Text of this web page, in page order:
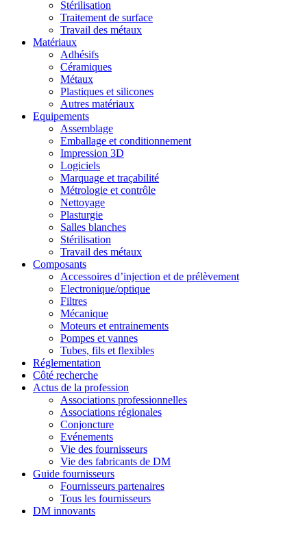
Stérilisation
Traitement de surface
Travail des métaux
Matériaux
Adhésifs
Céramiques
Métaux
Plastiques et silicones
Autres matériaux
Equipements
Assemblage
Emballage et conditionnement
Impression 3D
Logiciels
Marquage et traçabilité
Métrologie et contrôle
Nettoyage
Plasturgie
Salles blanches
Stérilisation
Travail des métaux
Composants
Accessoires d’injection et de prélèvement
Electronique/optique
Filtres
Mécanique
Moteurs et entrainements
Pompes et vannes
Tubes, fils et flexibles
Réglementation
Côté recherche
Actus de la profession
Associations professionnelles
Associations régionales
Conjoncture
Evénements
Vie des fournisseurs
Vie des fabricants de DM
Guide fournisseurs
Fournisseurs partenaires
Tous les fournisseurs
DM innovants